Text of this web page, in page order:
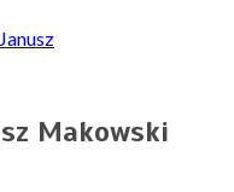
Makowski